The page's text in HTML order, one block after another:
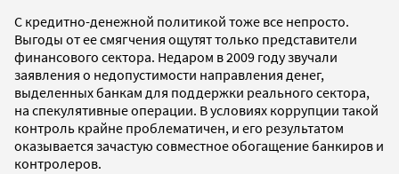
С кредитно-денежной политикой тоже все непросто.
Выгоды от ее смягчения ощутят только представители
финансового сектора. Недаром в 2009 году звучали
заявления о недопустимости направления денег,
выделенных банкам для поддержки реального сектора,
на спекулятивные операции. В условиях коррупции такой
контроль крайне проблематичен, и его результатом
оказывается зачастую совместное обогащение банкиров и
контролеров.